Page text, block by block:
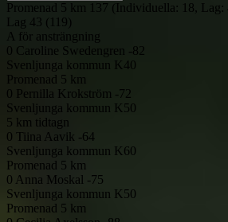
Promenad 5 km 137 (Individuella: 18, Lag:
Lag 43 (119)
A för ansträngning
0 Caroline Swedengren -82
Svenljunga kommun K40
Promenad 5 km
0 Pernilla Krokström -72
Svenljunga kommun K50
5 km tidtagn
0 Tiina Aavik -64
Svenljunga kommun K60
Promenad 5 km
0 Anna Moskal -75
Svenljunga kommun K50
Promenad 5 km